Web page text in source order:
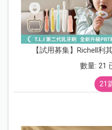
【試用募集】Richell利
數量: 21
21